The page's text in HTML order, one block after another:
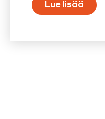
Lue lisää